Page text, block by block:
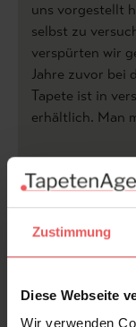
Zustimmung
Diese Webseite
Wir verwenden
uns vorgestellt
selbst zu
verspürten wir
Jahre zuvor bei
Tapete ist in
erhältlich. Man